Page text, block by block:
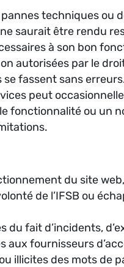
techniques ou
saurait être rendu
à son bon
autorisées par le
se fassent sans
peut
fonctionnalité ou un
du site
de l’IFSB ou
fait d’incidents,
fournisseurs
illicites des mots de